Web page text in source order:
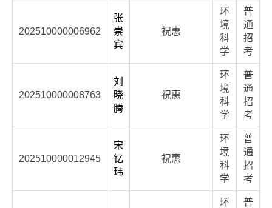
202510000006962
张
崇
宾
祝惠
环
境
科
学
普
通
招
考
202510000008763
刘
晓
腾
祝惠
环
境
科
学
普
通
招
考
202510000012945
宋
钇
玮
祝惠
环
境
科
学
普
通
招
考
环
普